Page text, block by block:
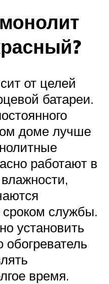
от целей
батареи.
доме лучше
работают в
службы.
установить
обогреватель
время.